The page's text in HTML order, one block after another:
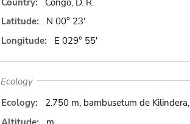
Latitude:
N 00° 23'
Longitude:
E 029° 55'
Ecology
Ecology:
2.750 m, bambusetum de Kilindera,